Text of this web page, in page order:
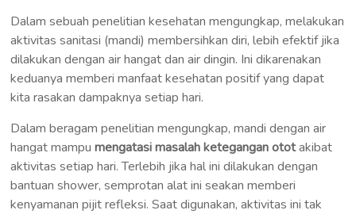
Dalam sebuah penelitian kesehatan mengungkap, melakukan
aktivitas sanitasi (mandi) membersihkan diri, lebih efektif jika
dilakukan dengan air hangat dan air dingin. Ini dikarenakan
keduanya memberi manfaat kesehatan positif yang dapat
kita rasakan dampaknya setiap hari.
Dalam beragam penelitian mengungkap, mandi dengan air
hangat mampumengatasi masalah ketegangan ototakibat
aktivitas setiap hari. Terlebih jika hal ini dilakukan dengan
bantuan shower, semprotan alat ini seakan memberi
kenyamanan pijit refleksi. Saat digunakan, aktivitas ini tak